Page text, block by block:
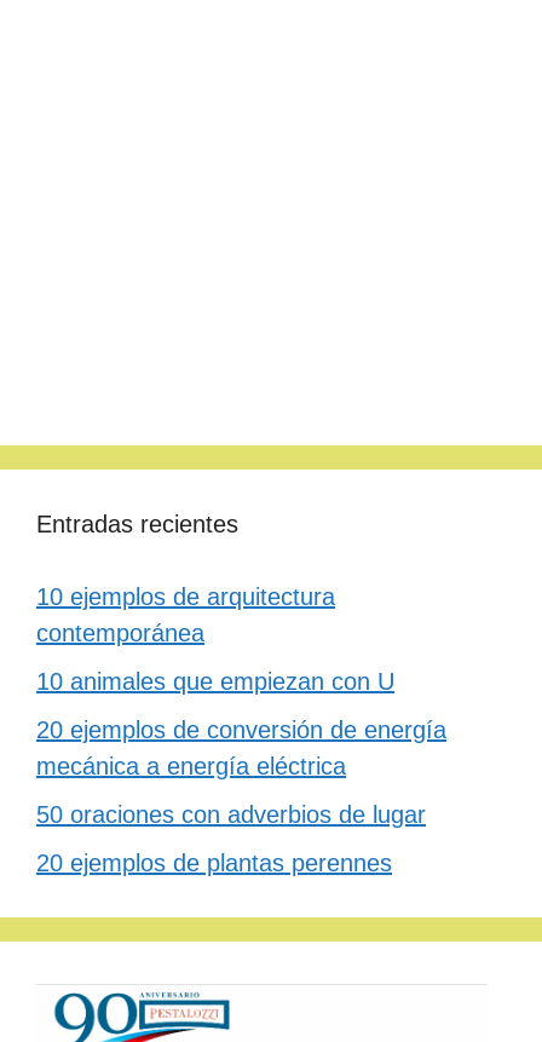
Entradas recientes
10 ejemplos de arquitectura
contemporánea
10 animales que empiezan con U
20 ejemplos de conversión de energía
mecánica a energía eléctrica
50 oraciones con adverbios de lugar
20 ejemplos de plantas perennes